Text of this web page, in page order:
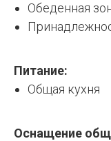
Обеденная
Питание:
Общая кухня
Оснащение